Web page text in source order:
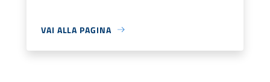
VAI ALLA PAGINA